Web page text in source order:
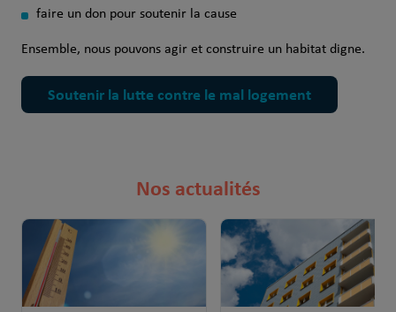
faire un don pour soutenir la cause
Ensemble, nous pouvons agir et construire un habitat digne.
Soutenir la lutte contre le mal logement
Nos actualités